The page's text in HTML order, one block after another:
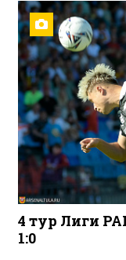
4 тур Лиги
1:0